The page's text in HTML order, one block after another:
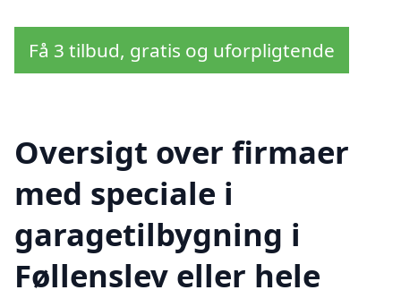
Få 3 tilbud, gratis og uforpligtende
Oversigt over firmaer
med speciale i
garagetilbygning i
Føllenslev eller hele